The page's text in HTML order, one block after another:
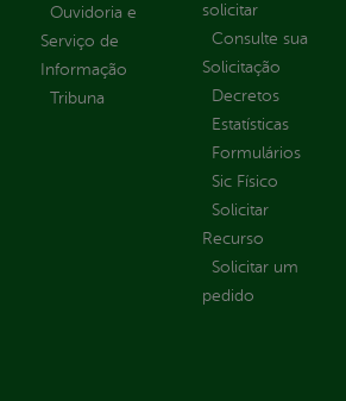
Ouvidoria e
Serviço de
Informação
Tribuna
solicitar
Consulte sua
Solicitação
Decretos
Estatísticas
Formulários
Sic Físico
Solicitar
Recurso
Solicitar um
pedido